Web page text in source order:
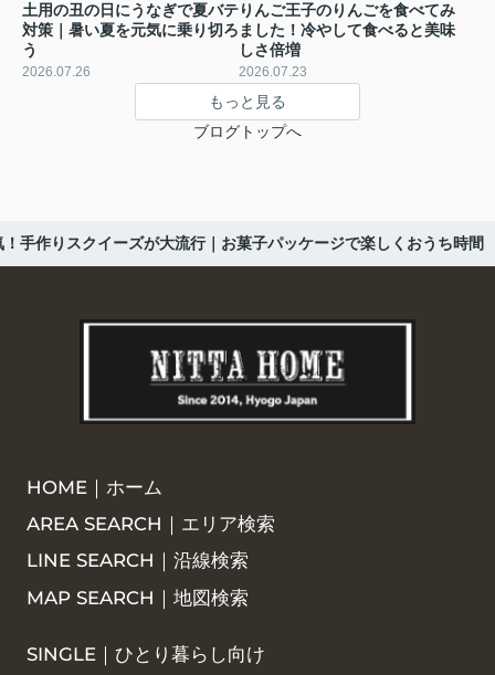
土用の丑の日にうなぎで夏バテ
対策｜暑い夏を元気に乗り切ろ
う
2026.07.26
りんご王子のりんごを食べてみ
ました！冷やして食べると美味
しさ倍増
2026.07.23
もっと見る
ブログトップへ
手作りスクイーズが大流行｜お菓子パッケージで楽しくおうち時間
HOME｜ホーム
AREA SEARCH｜エリア検索
LINE SEARCH｜沿線検索
MAP SEARCH｜地図検索
SINGLE｜ひとり暮らし向け